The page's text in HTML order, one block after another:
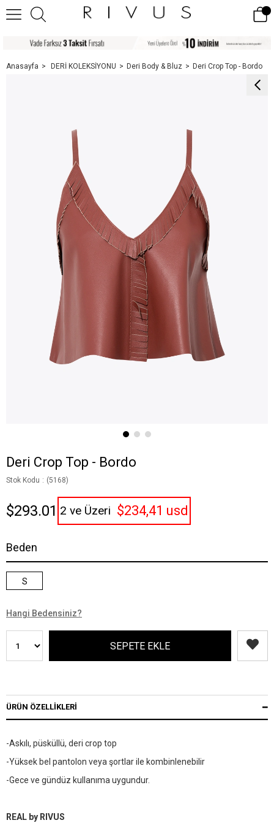
Anasayfa DERİ KOLEKSİYONU Deri Body & Bluz Deri Crop Top - Bordo
Deri Crop Top - Bordo
Stok Kodu (5168)
$293.01 2 ve Üzeri $234,41 usd
Beden
S
Hangi Bedensiniz?
ÜRÜN ÖZELLIKLERI
-Askılı, püsküllü, deri crop top
-Yüksek bel pantolon veya şortlar ile kombinlenebilir
-Gece ve gündüz kullanıma uygundur.
REAL by RIVUS